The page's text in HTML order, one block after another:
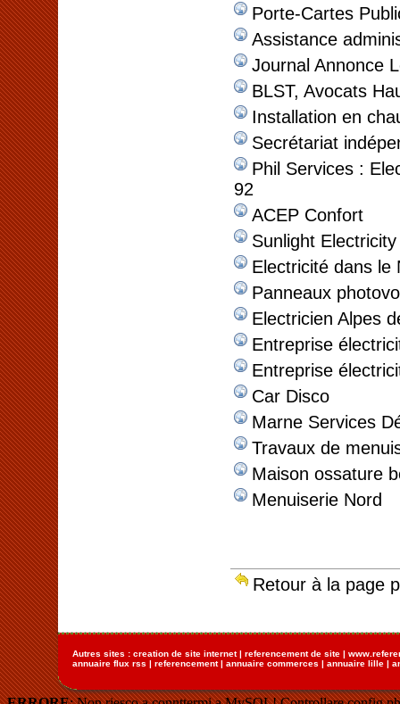
Porte-Cartes
Assistance
Journal Annonce
BLST, Avocats
Installation en
Secrétariat
Phil Services :
92
ACEP Confort
Sunlight Electricity
Electricité dans le
Panneaux
Electricien Alpes
Entreprise
Entreprise
Car Disco
Marne Services
Travaux de
Maison ossature
Menuiserie Nord
Retour à la page
Autres sites : creation de site internet| referencement de site |
annuaire flux rss | referencement| annuaire commerces | annuaire lille |